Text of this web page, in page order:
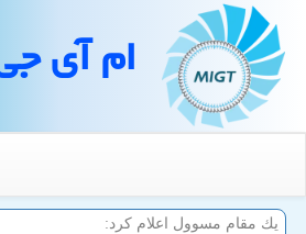
ام آی
یك مقام مسوول اعلام كرد: